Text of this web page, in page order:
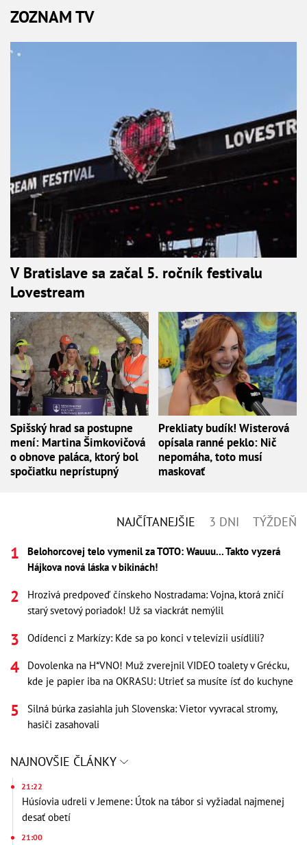
ZOZNAM TV
V Bratislave sa začal 5. ročník festivalu
Lovestream
Spišský hrad sa postupne
mení: Martina Šimkovičová
o obnove paláca, ktorý bol
spočiatku neprístupný
Prekliaty budík! Wisterová
opísala ranné peklo: Nič
nepomáha, toto musí
maskovať
NAJČÍTANEJŠIE 3 DNI TÝŽDEŇ
Belohorcovej telo vymenil za TOTO: Wauuu... Takto vyzerá
Hájkova nová láska v bikinách!
Hrozivá predpoveď čínskeho Nostradama: Vojna, ktorá zničí
starý svetový poriadok! Už sa viackrát nemýlil
Odídenci z Markízy: Kde sa po konci v televízii usídlili?
Dovolenka na H*VNO! Muž zverejnil VIDEO toalety v Grécku,
kde je papier iba na OKRASU: Utrieť sa musíte ísť do kuchyne
Silná búrka zasiahla juh Slovenska: Vietor vyvracal stromy,
hasiči zasahovali
NAJNOVŠIE ČLÁNKY
21:22
Húsíovia udreli v Jemene: Útok na tábor si vyžiadal najmenej
desať obetí
21:00